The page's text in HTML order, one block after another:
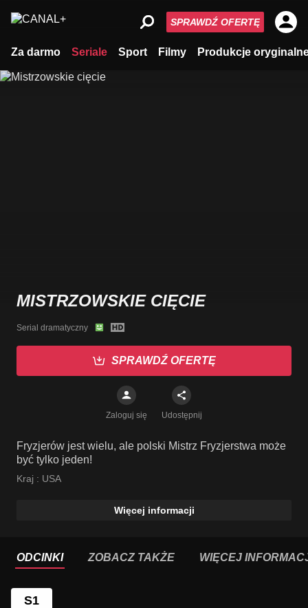
Za darmo Seriale Sport Filmy Produkcje
SPRAWDŹ OFERTĘ
MISTRZOWSKIE CIĘCIE
Serial dramatyczny
SPRAWDŹ OFERTĘ
Zaloguj się Udostępnij
Fryzjerów jest wielu, ale polski Mistrz Fryzjerstwa może
być tylko jeden!
Kraj : USA
Więcej informacji
ODCINKI ZOBACZ TAKŻE WIĘCEJ
S1